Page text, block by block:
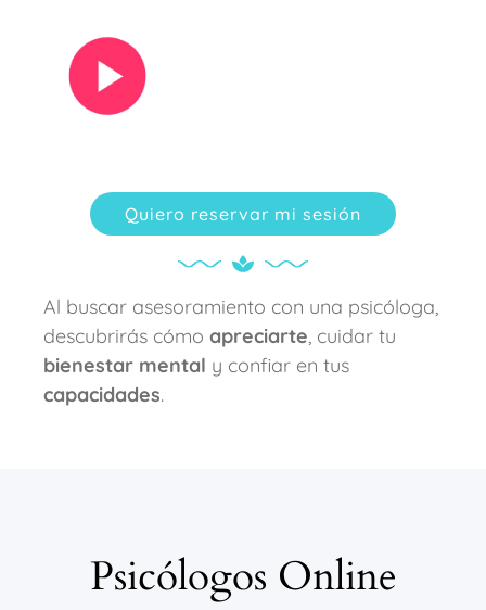
Quiero reservar mi sesión
Al buscar asesoramiento con una psicóloga,
descubrirás cómo apreciarte, cuidar tu
bienestar mental y confiar en tus
capacidades.
Psicólogos Online